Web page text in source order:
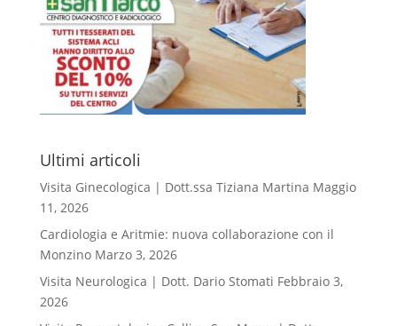
Ultimi articoli
Visita Ginecologica | Dott.ssa Tiziana Martina Maggio
11, 2026
Cardiologia e Aritmie: nuova collaborazione con il
Monzino Marzo 3, 2026
Visita Neurologica | Dott. Dario Stomati Febbraio 3,
2026